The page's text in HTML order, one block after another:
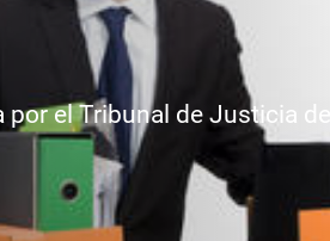
por el Tribunal de Justicia de